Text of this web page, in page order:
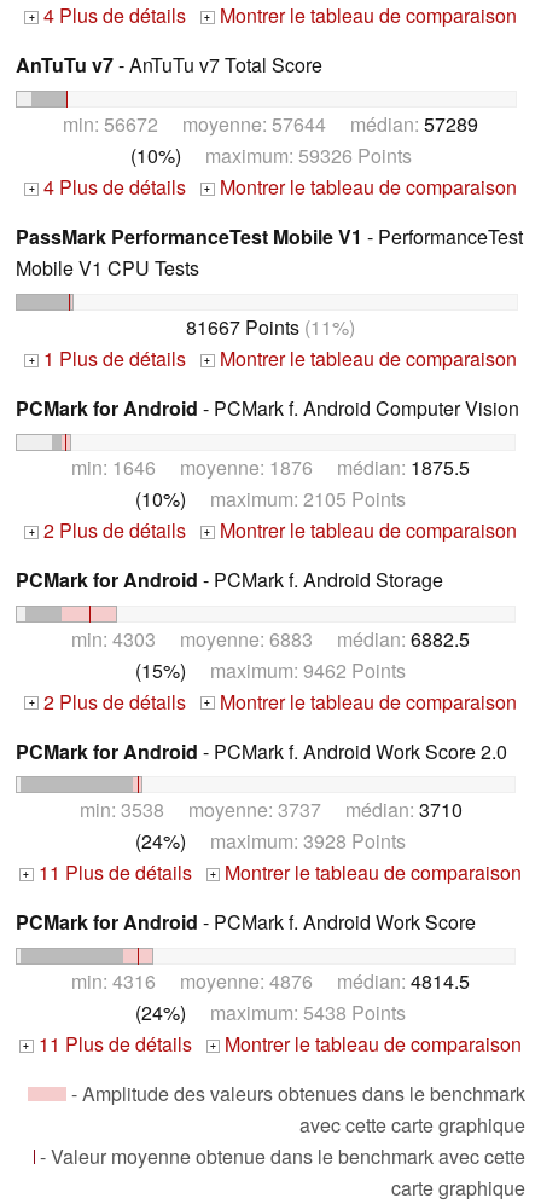
+ 4 Plus de détails + Montrer le tableau de comparaison
AnTuTu v7- AnTuTu v7 Total Score
min: 56672 moyenne: 57644 médian: 57289
(10%) maximum: 59326 Points
+ 4 Plus de détails + Montrer le tableau de comparaison
PassMark PerformanceTest Mobile V1 - PerformanceTest
Mobile V1 CPU Tests
81667 Points (11%)
+ 1 Plus de détails + Montrer le tableau de comparaison
PCMark for Android - PCMark f. Android Computer Vision
min: 1646 moyenne: 1876 médian: 1875.5
(10%) maximum: 2105 Points
+ 2 Plus de détails + Montrer le tableau de comparaison
PCMark for Android - PCMark f. Android Storage
min: 4303 moyenne: 6883 médian: 6882.5
(15%) maximum: 9462 Points
+ 2 Plus de détails + Montrer le tableau de comparaison
PCMark for Android - PCMark f. Android Work Score 2.0
min: 3538 moyenne: 3737 médian: 3710
(24%) maximum: 3928 Points
+ 11 Plus de détails +
Montrer le tableau de comparaison
PCMark for Android - PCMark f. Android Work Score
min: 4316 moyenne: 4876 médian: 4814.5
(24%) maximum: 5438 Points
+ 11 Plus de détails +
Montrer le tableau de comparaison
- Amplitude des valeurs obtenues dans le benchmark
avec cette carte graphique
- Valeur moyenne obtenue dans le benchmark avec cette
carte graphique